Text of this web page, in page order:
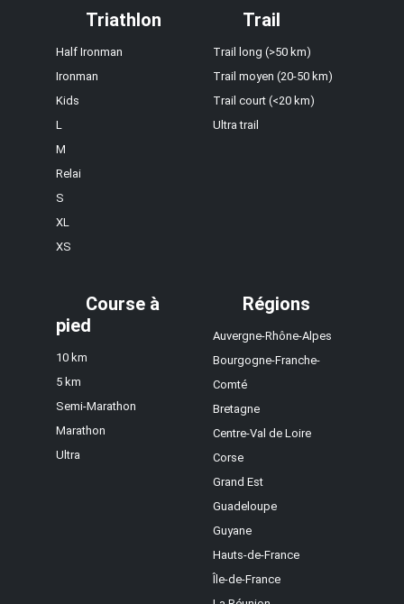
Triathlon
Half Ironman
Ironman
Kids
L
M
Relai
S
XL
XS
Trail
Trail long (>50 km)
Trail moyen (20-50 km)
Trail court (<20 km)
Ultra trail
Course à
pied
10 km
5 km
Semi-Marathon
Marathon
Ultra
Régions
Auvergne-Rhône-Alpes
Bourgogne-Franche-
Comté
Bretagne
Centre-Val de Loire
Corse
Grand Est
Guadeloupe
Guyane
Hauts-de-France
Île-de-France